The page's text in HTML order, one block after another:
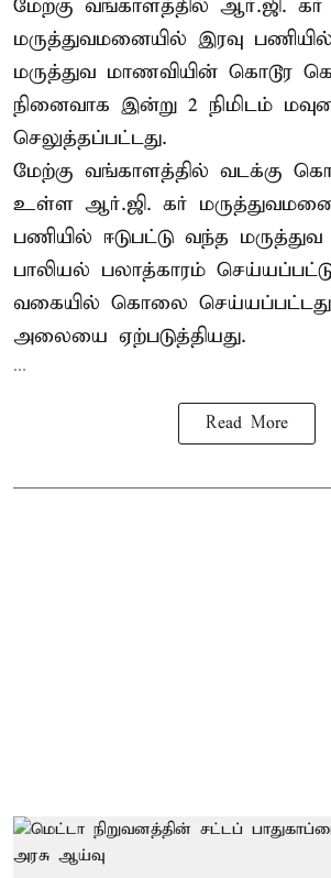
மேற்கு வங்காளத்தில் ஆர்.ஜி. கர்
மருத்துவமனையில் இரவு
மருத்துவ மாணவியின் கொடூர
நினைவாக இன்று 2 நிமிடம்
செலுத்தப்பட்டது.
மேற்கு வங்காளத்தில் வடக்கு
உள்ள ஆர்.ஜி. கர்
பணியில் ஈடுபட்டு வந்த
பாலியல் பலாத்காரம்
வகையில் கொலை செய்யப்பட்டது
அலையை ஏற்படுத்தியது.
...
Read More